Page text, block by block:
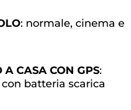
: normale, cinema e
A CASA CON GPS:
batteria scarica